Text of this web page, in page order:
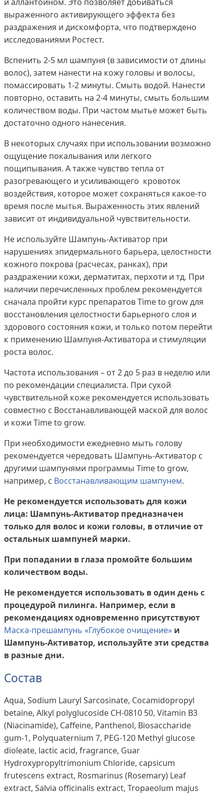
выраженного активирующего эффекта без
раздражения и дискомфорта, что подтверждено
исследованиями Ростест.
Вспенить 2-5 мл шампуня (в зависимости от длины
волос), затем нанести на кожу головы и волосы,
помассировать 1-2 минуты. Смыть водой. Нанести
повторно, оставить на 2-4 минуты, смыть большим
количеством воды. При частом мытье может быть
достаточно одного нанесения.
В некоторых случаях при использовании возможно
ощущение покалывания или легкого
пощипывания. А также чувство тепла от
разогревающего и усиливающего кровоток
воздействия, которое может сохраняться какое-то
время после мытья. Выраженность этих явлений
зависит от индивидуальной чувствительности.
Не используйте Шампунь-Активатор при
нарушениях эпидермального барьера, целостности
кожного покрова (расчесах, ранках), при
раздражении кожи, дерматитах, перхоти и тд. При
наличии перечисленных проблем рекомендуется
сначала пройти курс препаратов Time to grow для
восстановления целостности барьерного слоя и
здорового состояния кожи, и только потом перейти
к применению Шампуня-Активатора и стимуляции
роста волос.
Частота использования – от 2 до 5 раз в неделю или
по рекомендации специалиста. При сухой
чувствительной коже рекомендуется использовать
совместно с Восстанавливающей маской для волос
и кожи Time to grow.
При необходимости ежедневно мыть голову
рекомендуется чередовать Шампунь-Активатор с
другими шампунями программы Time to grow,
например, с Восстанавливающим шампунем.
Не рекомендуется использовать для кожи
лица: Шампунь-Активатор предназначен
только для волос и кожи головы, в отличие от
остальных шампуней марки.
При попадании в глаза промойте большим
количеством воды.
Не рекомендуется использовать в один день с
процедурой пилинга. Например, если в
рекомендациях одновременно присутствуют
Маска-прешампунь «Глубокое очищение» и
Шампунь-Активатор, используйте эти средства
в разные дни.
Состав
Aqua, Sodium Lauryl Sarcosinate, Сocamidopropyl
betaine, Alkyl polyglucoside CH-0810 50, Vitamin B3
(Niacinamide), Caffeine, Panthenol, Biosaccharide
gum-1, Polyquaternium 7, PEG-120 Methyl glucose
dioleate, lactic acid, fragrance, Guar
Hydroxypropyltrimonium Chloride, capsicum
frutescens extract, Rosmarinus (Rosemary) Leaf
extract, Salvia officinalis extract, Tropaeolum majus